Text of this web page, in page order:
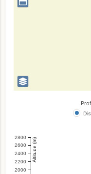
2000
2200
2400
2600
2800 Altitude (m)